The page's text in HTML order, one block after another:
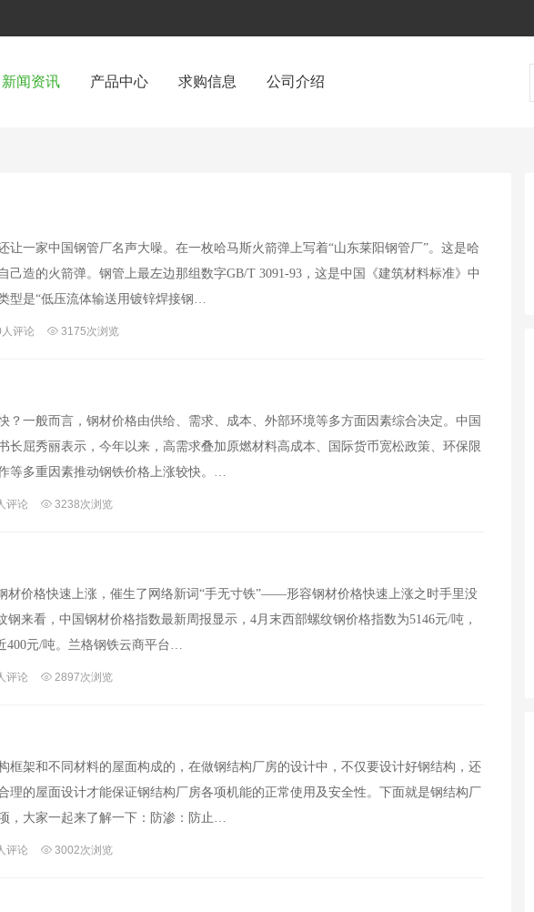
新闻资讯 产品中心 求购信息 公司介绍
让一家中国钢管厂名声大噪。在一枚哈马斯火箭弹上写着“山东莱阳钢管厂”。这是哈
己造的火箭弹。钢管上最左边那组数字GB/T 3091-93，这是中国《建筑材料标准》中
型是“低压流体输送用镀锌焊接钢…
评论 3175次浏览
？一般而言，钢材价格由供给、需求、成本、外部环境等多方面因素综合决定。中国
长屈秀丽表示，今年以来，高需求叠加原燃材料高成本、国际货币宽松政策、环保限
等多重因素推动钢铁价格上涨较快。…
评论 3238次浏览
材价格快速上涨，催生了网络新词“手无寸铁”——形容钢材价格快速上涨之时手里没
钢来看，中国钢材价格指数最新周报显示，4月末西部螺纹钢价格指数为5146元/吨，
400元/吨。兰格钢铁云商平台…
评论 2897次浏览
框架和不同材料的屋面构成的，在做钢结构厂房的设计中，不仅要设计好钢结构，还
理的屋面设计才能保证钢结构厂房各项机能的正常使用及安全性。下面就是钢结构厂
，大家一起来了解一下：防渗：防止…
评论 3002次浏览